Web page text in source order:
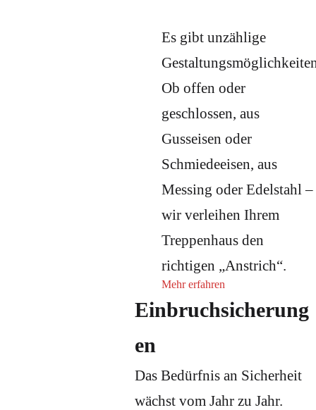
Es gibt unzählige
Ob offen oder
geschlossen, aus
Gusseisen oder
Schmiedeeisen, aus
Messing oder Edelstahl –
wir verleihen Ihrem
Treppenhaus den
richtigen „Anstrich“.
Mehr erfahren
Einbruchsicherung
en
Das Bedürfnis an Sicherheit
wächst vom Jahr zu Jahr.